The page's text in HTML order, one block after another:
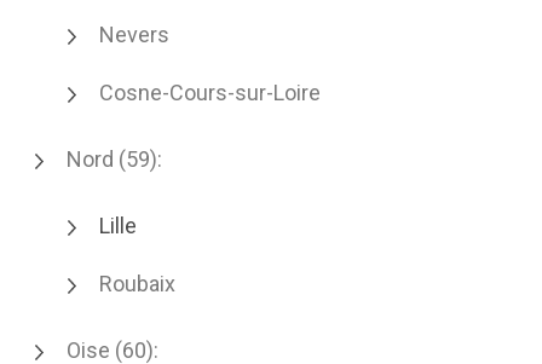
Nevers
Cosne-Cours-sur-Loire
Nord (59):
Lille
Roubaix
Oise (60):